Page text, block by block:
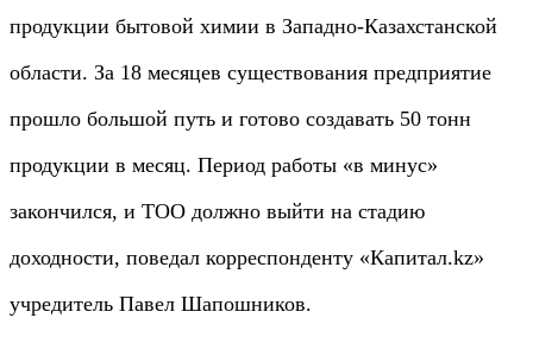
продукции бытовой химии в Западно-Казахстанской
области. За 18 месяцев существования предприятие
прошло большой путь и готово создавать 50 тонн
продукции в месяц. Период работы «в минус»
закончился, и ТОО должно выйти на стадию
доходности, поведал корреспонденту «Капитал.kz»
учредитель Павел Шапошников.